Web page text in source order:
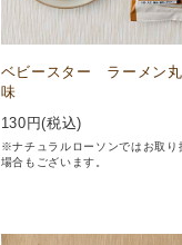
ベビースター ラーメン
味
130 円(税込)
※ナチュラルローソンではお取り
場合もございます。